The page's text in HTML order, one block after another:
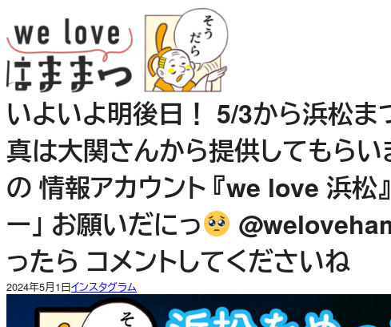
容
を
ス
キ
ッ
プ
いよいよ明後日！ 5/3から浜松
真は大関さんから提供してもら
の 情報アカウント 『we love 浜松
ー」 お願いだにっ
ったら コメントしてくださいね
2024年5月1日インスタグラム